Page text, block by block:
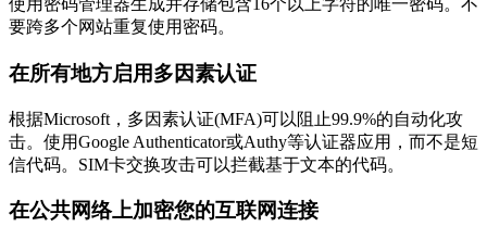
使用密码管理器生成并存储包含16个以上字符的唯一密码。不
要跨多个网站重复使用密码。
在所有地方启用多因素认证
根据Microsoft，多因素认证(MFA)可以阻止99.9%的自动化攻
击。使用Google Authenticator或Authy等认证器应用，而不是短
信代码。SIM卡交换攻击可以拦截基于文本的代码。
在公共网络上加密您的互联网连接